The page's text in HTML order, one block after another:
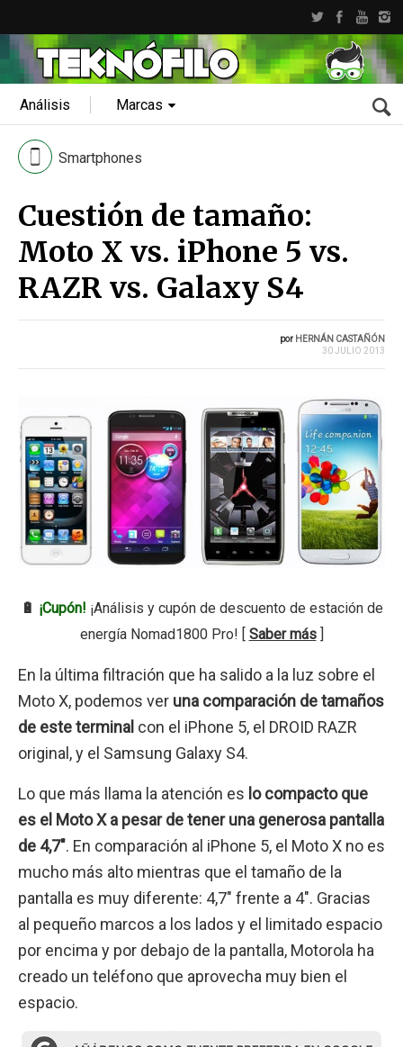
Análisis Marcas
Smartphones
Cuestión de tamaño:
Moto X vs. iPhone 5 vs.
RAZR vs. Galaxy S4
por HERNÁN CASTAÑÓN
30 JULIO 2013
🔋 ¡Cupón! ¡Análisis y cupón de descuento de estación de
energía Nomad1800 Pro! [ Saber más]
En la última filtración que ha salido a la luz sobre el
Moto X, podemos ver una comparación de tamaños
de este terminal con el iPhone 5, el DROID RAZR
original, y el Samsung Galaxy S4.
Lo que más llama la atención es lo compacto que
es el Moto X a pesar de tener una generosa pantalla
de 4,7″. En comparación al iPhone 5, el Moto X no es
mucho más alto mientras que el tamaño de la
pantalla es muy diferente: 4,7″ frente a 4″. Gracias
al pequeño marcos a los lados y el limitado espacio
por encima y por debajo de la pantalla, Motorola ha
creado un teléfono que aprovecha muy bien el
espacio.